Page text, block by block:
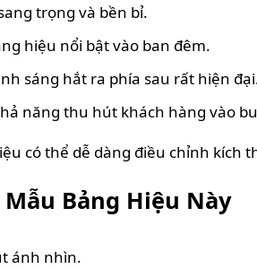
trọng và bền bỉ.
hiệu nổi bật vào ban đêm.
sáng hắt ra phía sau rất hiện
năng thu hút khách hàng vào
có thể dễ dàng điều chỉnh kích
Bảng Hiệu Này
ánh nhìn.